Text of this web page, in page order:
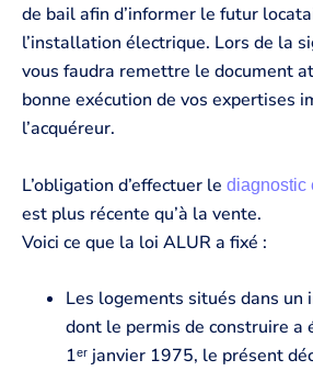
de bail afin d’informer le futur
l’installation électrique. Lors de la
vous faudra remettre le document
bonne exécution de vos expertises
l’acquéreur.
L’obligation d’effectuer le diagnostic
est plus récente qu’à la vente.
Voici ce que la loi ALUR a fixé :
Les logements situés dans
dont le permis de construire a
1ᵉʳ janvier 1975, le présent